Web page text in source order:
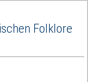
Folklore